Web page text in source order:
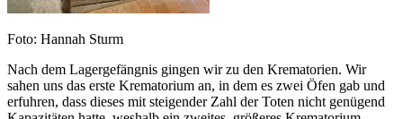
Foto: Hannah Sturm
Nach dem Lagergefängnis gingen wir zu den Krematorien. Wir
sahen uns das erste Krematorium an, in dem es zwei Öfen gab und
erfuhren, dass dieses mit steigender Zahl der Toten nicht genügend